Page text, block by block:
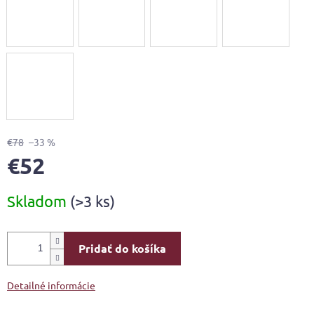
€78 –33 %
€52
cena:
Skladom (>3 ks)
Pridať do košíka
Detailné informácie